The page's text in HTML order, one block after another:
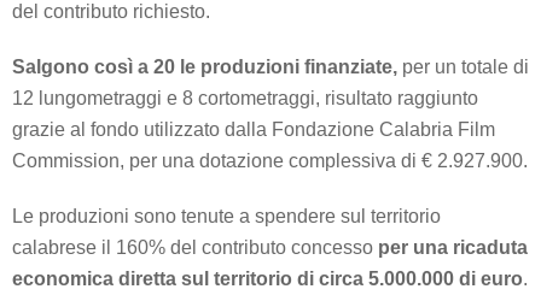
del contributo richiesto.
Salgono così a 20 le produzioni finanziate, per un totale di
12 lungometraggi e 8 cortometraggi, risultato raggiunto
grazie al fondo utilizzato dalla Fondazione Calabria Film
Commission, per una dotazione complessiva di € 2.927.900.
Le produzioni sono tenute a spendere sul territorio
calabrese il 160% del contributo concesso per una ricaduta
economica diretta sul territorio di circa 5.000.000 di euro.